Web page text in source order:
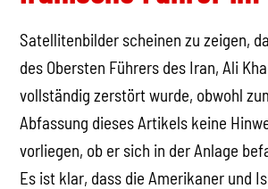
Satellitenbilder scheinen zu zeigen,
des Obersten Führers des Iran, Ali
vollständig zerstört wurde, obwohl
Abfassung dieses Artikels keine
vorliegen, ob er sich in der Anlage
Es ist klar, dass die Amerikaner und